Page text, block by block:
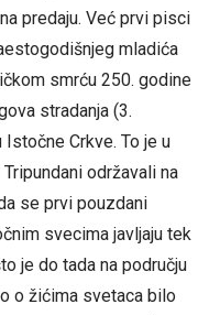
predaju. Već prvi pisci
mladića
smrću 250. godine
stradanja (3.
Crkve. To je u
održavali na
se prvi pouzdani
svecima javljaju tek
je do tada na području
o žićima svetaca bilo